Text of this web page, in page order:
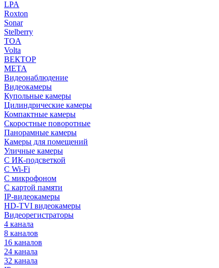
LPA
Roxton
Sonar
Stelberry
TOA
Volta
ВЕКТОР
МЕТА
Видеонаблюдение
Видеокамеры
Купольные камеры
Цилиндрические камеры
Компактные камеры
Скоростные поворотные
Панорамные камеры
Камеры для помещений
Уличные камеры
С ИК-подсветкой
С Wi-Fi
С микрофоном
С картой памяти
IP-видеокамеры
HD-TVI видеокамеры
Видеорегистраторы
4 канала
8 каналов
16 каналов
24 канала
32 канала